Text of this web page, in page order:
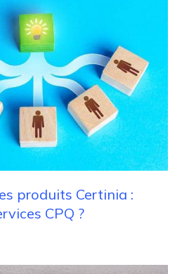
produits Certinia :
CPQ ?